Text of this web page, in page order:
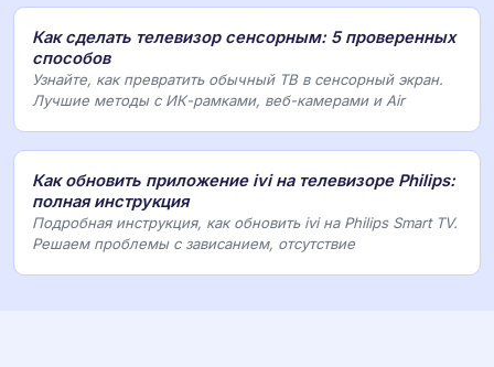
Как сделать телевизор сенсорным: 5 проверенных
способов
Узнайте, как превратить обычный ТВ в сенсорный экран.
Лучшие методы с ИК-рамками, веб-камерами и Air
Как обновить приложение ivi на телевизоре Philips:
полная инструкция
Подробная инструкция, как обновить ivi на Philips Smart TV.
Решаем проблемы с зависанием, отсутствие